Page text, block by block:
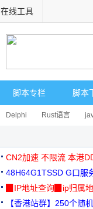
在线工具
脚本专栏 脚本
Delphi Rust语言
CN2加速 不限流 本港
48H64G1TSSD G口服
3000+可免费测试
▉IP地址查询▉ip归属
【香港站群】250个随